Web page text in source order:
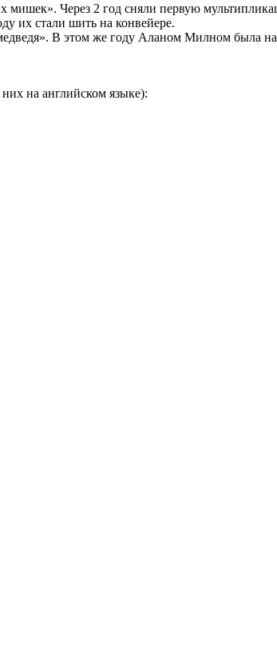
Через 2 год сняли первую
их стали шить на конвейере.
В этом же году Аланом Милном была
на английском языке):